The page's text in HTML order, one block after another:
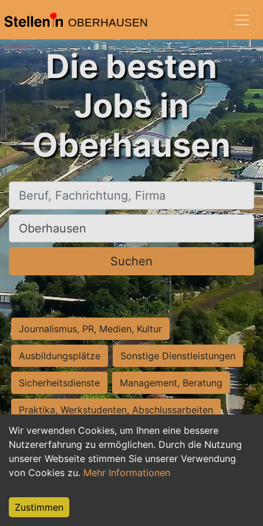
OBERHAUSEN
Wir verwenden Cookies, um Ihnen eine bessere
Nutzererfahrung zu ermöglichen. Durch die Nutzung
unserer Webseite stimmen Sie unserer Verwendung
von Cookies zu. Mehr Informationen
Zustimmen
Die besten
Jobs in
Oberhausen
Beruf, Fachrichtung, Firma
Ort, Stadt
Suchen
Journalismus, PR, Medien, Kultur
Ausbildungsplätze Sonstige Dienstleistungen
Sicherheitsdienste Management, Beratung
Praktika, Werkstudenten, Abschlussarbeiten
Personalwesen Assistenz, Sekretariat
Hilfskräfte, Aushilfs- und Nebenjobs
Weiterbildung, Studium, duale Ausbildung